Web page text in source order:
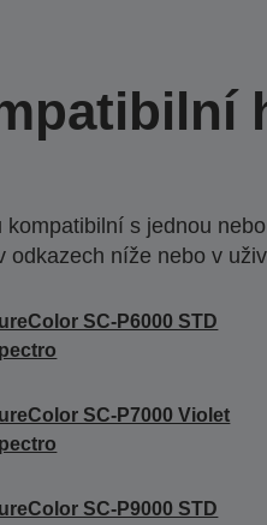
s jednou
odkazech níže nebo v
SC-P6000 STD
SC-P7000 Violet
SC-P9000 STD